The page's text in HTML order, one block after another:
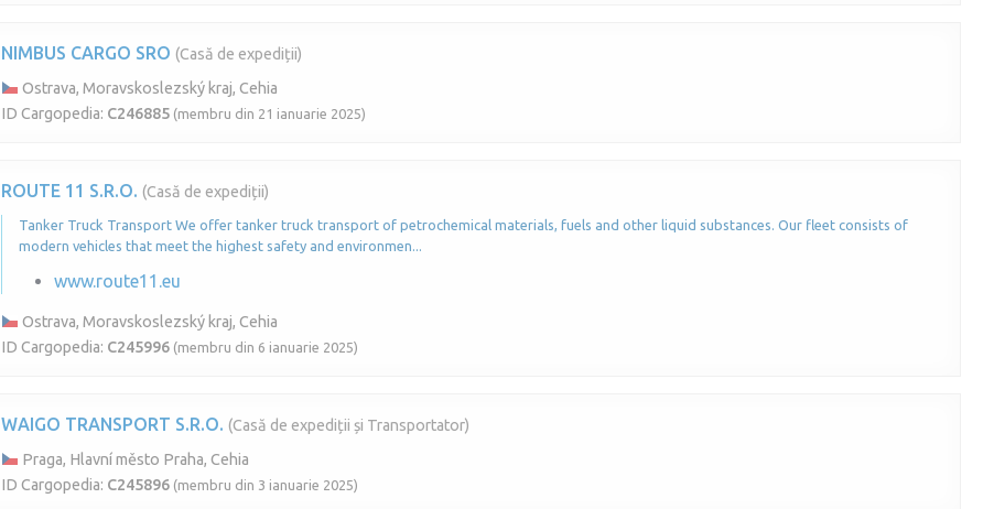
NIMBUS CARGO SRO (Casă de expediții)
Ostrava, Moravskoslezský kraj, Cehia
ID Cargopedia: C246885 (membru din 21 ianuarie 2025)
ROUTE 11 S.R.O. (Casă de expediții)
Tanker Truck Transport We offer tanker truck transport of petrochemical materials, fuels and other liquid substances. Our fleet consists of
modern vehicles that meet the highest safety and environmen...
www.route11.eu
Ostrava, Moravskoslezský kraj, Cehia
ID Cargopedia: C245996 (membru din 6 ianuarie 2025)
WAIGO TRANSPORT S.R.O. (Casă de expediții și Transportator)
Praga, Hlavní město Praha, Cehia
ID Cargopedia: C245896 (membru din 3 ianuarie 2025)